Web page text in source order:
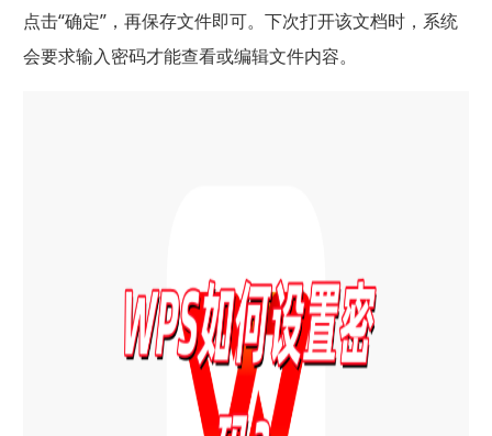
点击“确定”，再保存文件即可。下次打开该文档时，系统
会要求输入密码才能查看或编辑文件内容。